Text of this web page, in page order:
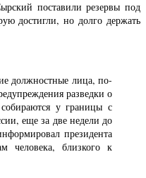
поставили резервы под
достигли, но долго держать
должностные лица, по-
разведки о
у границы с
еще за две недели до
президента
человека, близкого к